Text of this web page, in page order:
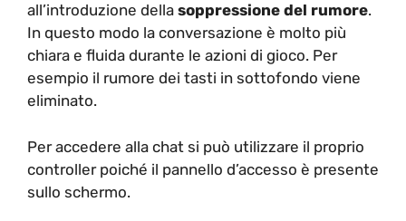
all’introduzione della soppressione del rumore.
In questo modo la conversazione è molto più
chiara e fluida durante le azioni di gioco. Per
esempio il rumore dei tasti in sottofondo viene
eliminato.
Per accedere alla chat si può utilizzare il proprio
controller poiché il pannello d’accesso è presente
sullo schermo.